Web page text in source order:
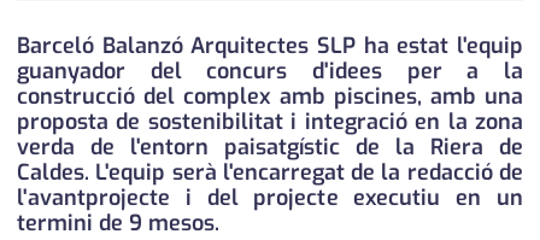
societat
successos
urbanisme
Barceló Balanzó Arquitectes SLP ha estat l'equip
guanyador del concurs d'idees per a la
construcció del complex amb piscines, amb una
proposta de sostenibilitat i integració en la zona
verda de l'entorn paisatgístic de la Riera de
Caldes. L'equip serà l'encarregat de la redacció de
l'avantprojecte i del projecte executiu en un
termini de 9 mesos.